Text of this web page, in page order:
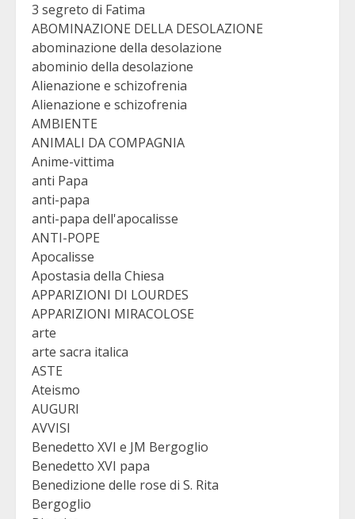
3 segreto di Fatima
ABOMINAZIONE DELLA DESOLAZIONE
abominazione della desolazione
abominio della desolazione
Alienazione e schizofrenia
Alienazione e schizofrenia
AMBIENTE
ANIMALI DA COMPAGNIA
Anime-vittima
anti Papa
anti-papa
anti-papa dell'apocalisse
ANTI-POPE
Apocalisse
Apostasia della Chiesa
APPARIZIONI DI LOURDES
APPARIZIONI MIRACOLOSE
arte
arte sacra italica
ASTE
Ateismo
AUGURI
AVVISI
Benedetto XVI e JM Bergoglio
Benedetto XVI papa
Benedizione delle rose di S. Rita
Bergoglio